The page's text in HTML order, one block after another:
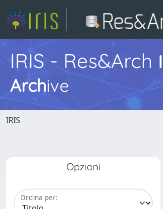
IRIS - Res&Arch I
Archive
IRIS
Opzioni
Ordina per: